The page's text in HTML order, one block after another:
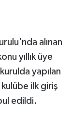
alınan
yıllık üye
yapılan
kulübe ilk giriş
edildi.